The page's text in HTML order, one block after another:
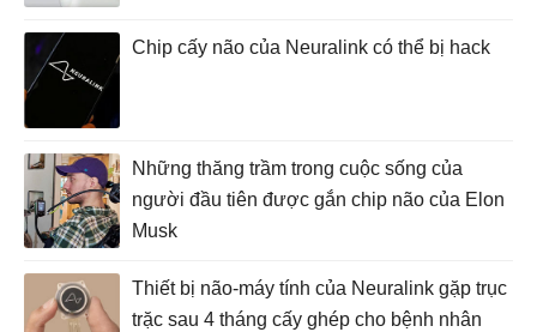
Chip cấy não của Neuralink có thể bị hack
Những thăng trầm trong cuộc sống của
người đầu tiên được gắn chip não của Elon
Musk
Thiết bị não-máy tính của Neuralink gặp trục
trặc sau 4 tháng cấy ghép cho bệnh nhân